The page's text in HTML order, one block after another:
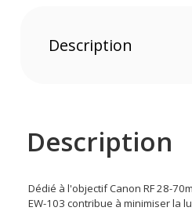
Description
Description
Dédié à l'objectif Canon RF 28-
EW-103 contribue à minimiser la